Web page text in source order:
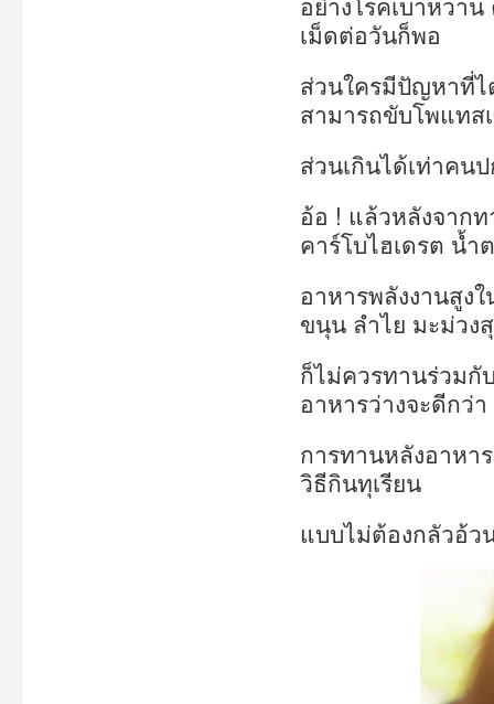
เม็ดต่อวันก็พอ
ส่วนใครมีปัญหาที่ไ
สามารถขับโพแทส
ส่วนเกินได้เท่าคน
อ้อ ! แล้วหลังจาก
คาร์โบไฮเดรต น้
อาหารพลังงานสูง
ขนุน ลำไย มะม่วง
ก็ไม่ควรทานร่วมกั
อาหารว่างจะดีกว่า
การทานหลังอาหา
วิธีกินทุเรียน
แบบไม่ต้องกลัวอ้